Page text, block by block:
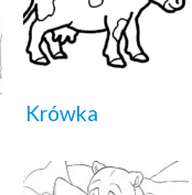
Krówka